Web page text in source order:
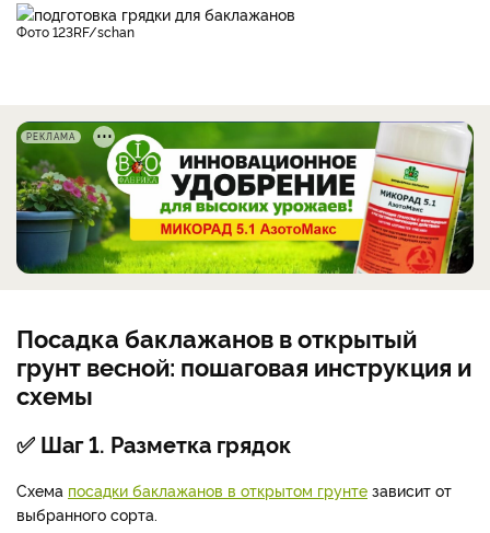
фото 123RF/schan
РЕКЛАМА
Посадка баклажанов в открытый
грунт весной: пошаговая инструкция и
схемы
✅ Шаг 1. Разметка грядок
Схема посадки баклажанов в открытом грунте зависит от
выбранного сорта.